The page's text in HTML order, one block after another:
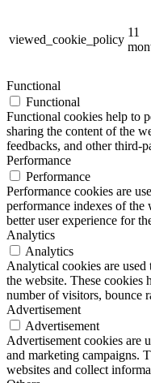
viewed_cookie_policy
11
Functional
Functional
Functional cookies help to
sharing the content of the
feedbacks, and other third-
Performance
Performance
Performance cookies are
performance indexes of
better user experience for
Analytics
Analytics
Analytical cookies are
the website. These cookies
number of visitors, bounce
Advertisement
Advertisement
Advertisement cookies are
and marketing campaigns.
websites and collect